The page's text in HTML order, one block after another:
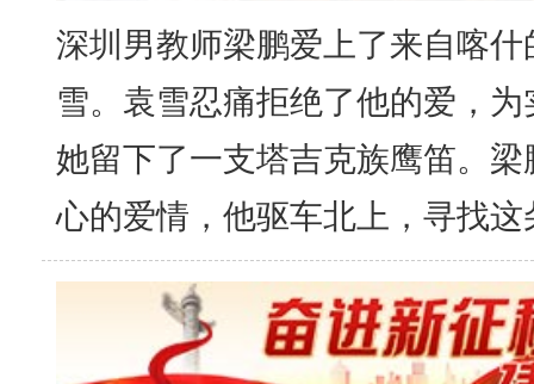
深圳男教师梁鹏爱上了来自喀
雪。袁雪忍痛拒绝了他的爱，
她留下了一支塔吉克族鹰笛。
心的爱情，他驱车北上，寻找